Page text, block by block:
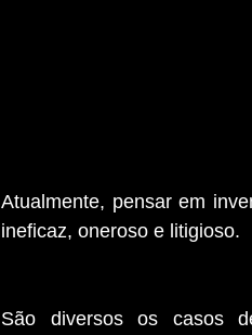
Atualmente, pensar em
ineficaz, oneroso e litigioso.
São diversos os casos